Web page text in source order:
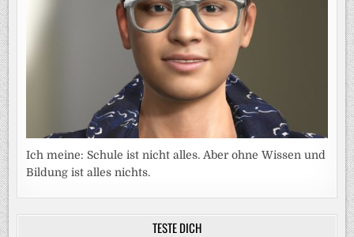
Ich meine: Schule ist nicht alles. Aber ohne Wissen und
Bildung ist alles nichts.
TESTE DICH